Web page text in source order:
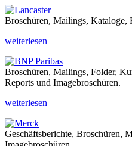
Broschüren, Mailings, Kataloge,
weiterlesen
Broschüren, Mailings, Folder,
Reports und Imagebroschüren.
weiterlesen
Geschäftsberichte, Broschüren,